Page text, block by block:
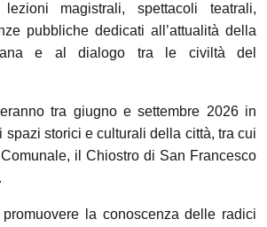
magistrali, spettacoli teatrali,
pubbliche dedicati all’attualità della
e al dialogo tra le civiltà del
tra giugno e settembre 2026 in
storici e culturali della città, tra cui
Comunale, il Chiostro di San Francesco
promuovere la conoscenza delle radici